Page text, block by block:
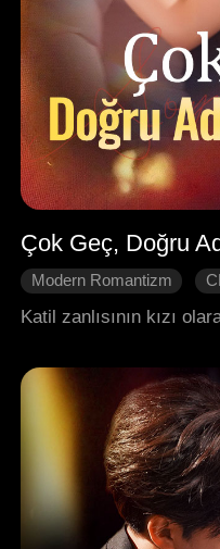
Çok Geç, Doğru
Modern Romantizm